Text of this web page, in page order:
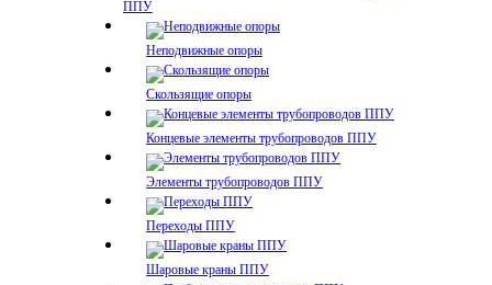
ППУ
Неподвижные опоры
Скользящие опоры
Концевые элементы трубопроводов ППУ
Элементы трубопроводов ППУ
Переходы ППУ
Шаровые краны ППУ